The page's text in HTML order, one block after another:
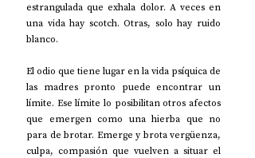
estrangulada que exhala dolor. A veces en
una vida hay scotch. Otras, solo hay ruido
blanco.
El odio que tiene lugar en la vida psíquica de
las madres pronto puede encontrar un
límite. Ese límite lo posibilitan otros afectos
que emergen como una hierba que no
para de brotar. Emerge y brota vergüenza,
culpa, compasión que vuelven a situar el